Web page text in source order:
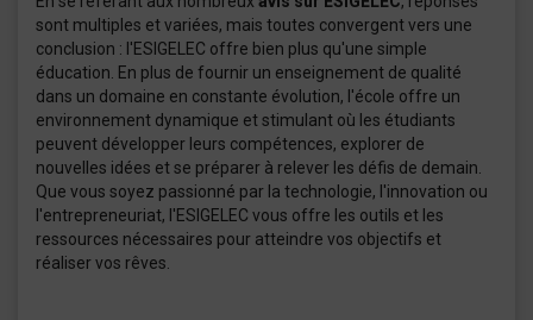
sont multiples et variées, mais toutes convergent vers une
conclusion : l'ESIGELEC offre bien plus qu'une simple
éducation. En plus de fournir un enseignement de qualité
dans un domaine en constante évolution, l'école offre un
environnement dynamique et stimulant où les étudiants
peuvent développer leurs compétences, explorer de
nouvelles idées et se préparer à relever les défis de demain.
Que vous soyez passionné par la technologie, l'innovation ou
l'entrepreneuriat, l'ESIGELEC vous offre les outils et les
ressources nécessaires pour atteindre vos objectifs et
réaliser vos rêves.